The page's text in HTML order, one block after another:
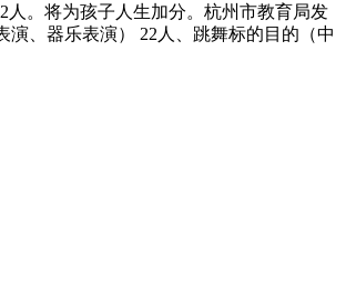
。将为孩子人生加分。杭州市教育局发
、器乐表演） 22人、跳舞标的目的（中